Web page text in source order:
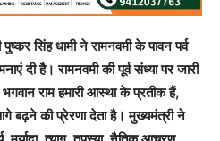
सिंह धामी ने रामनवमी के पावन पर्व
दी है। रामनवमी की पूर्व संध्या पर जारी
राम हमारी आस्था के प्रतीक हैं,
बढ़ने की प्रेरणा देता है। मुख्यमंत्री ने